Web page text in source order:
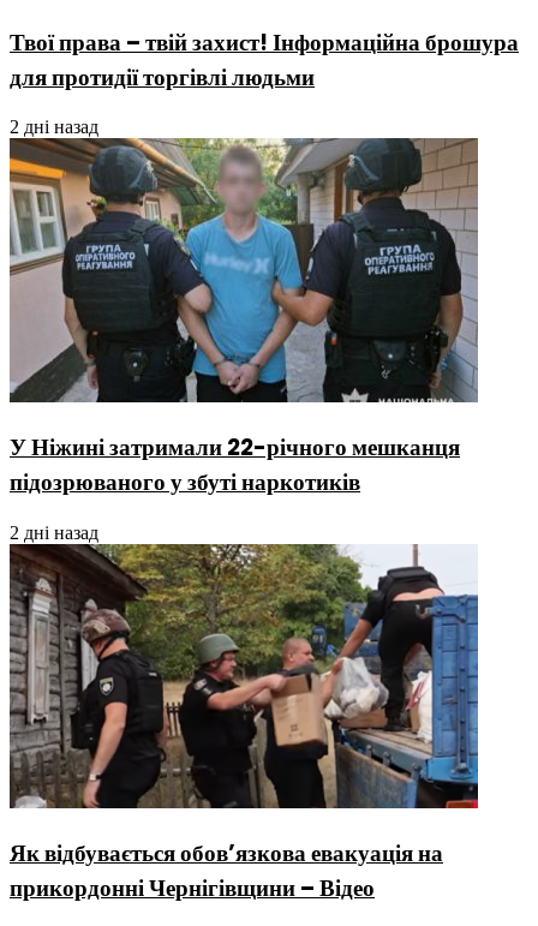
Твої права – твій захист! Інформаційна брошура
для протидії торгівлі людьми
2 дні назад
У Ніжині затримали 22-річного мешканця
підозрюваного у збуті наркотиків
2 дні назад
Як відбувається обов’язкова евакуація на
прикордонні Чернігівщини – Відео